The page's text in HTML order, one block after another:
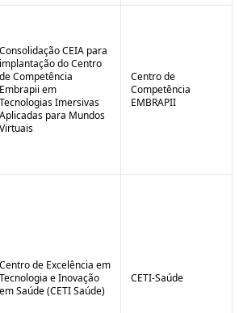
Consolidação CEIA para
implantação do Centro
de Competência
Embrapii em
Tecnologias Imersivas
Aplicadas para Mundos
Virtuais
Centro de
Competência
EMBRAPII
Centro de Excelência em
Tecnologia e Inovação
em Saúde (CETI Saúde)
CETI-Saúde